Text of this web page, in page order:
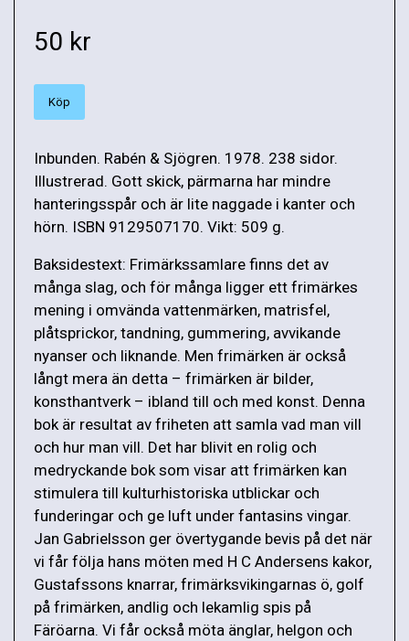
50 kr
Köp
Inbunden. Rabén & Sjögren. 1978. 238 sidor.
Illustrerad. Gott skick, pärmarna har mindre
hanteringsspår och är lite naggade i kanter och
hörn. ISBN 9129507170. Vikt: 509 g.
Baksidestext: Frimärkssamlare finns det av
många slag, och för många ligger ett frimärkes
mening i omvända vattenmärken, matrisfel,
plåtsprickor, tandning, gummering, avvikande
nyanser och liknande. Men frimärken är också
långt mera än detta – frimärken är bilder,
konsthantverk – ibland till och med konst. Denna
bok är resultat av friheten att samla vad man vill
och hur man vill. Det har blivit en rolig och
medryckande bok som visar att frimärken kan
stimulera till kulturhistoriska utblickar och
funderingar och ge luft under fantasins vingar.
Jan Gabrielsson ger övertygande bevis på det när
vi får följa hans möten med H C Andersens kakor,
Gustafssons knarrar, frimärksvikingarnas ö, golf
på frimärken, andlig och lekamlig spis på
Färöarna. Vi får också möta änglar, helgon och